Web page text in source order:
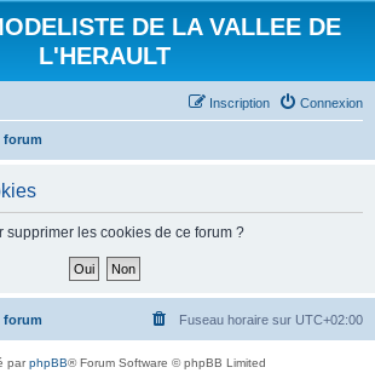
DE LA VALLEE DE
L'HERAULT
Connexion
Inscription
forum
supprimer les cookies de ce forum ?
forum Fuseau horaire sur UTC+02:00
parphpBB® Forum Software © phpBB Limited